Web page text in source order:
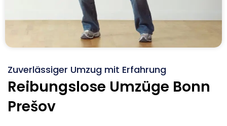
Zuverlässiger Umzug mit Erfahrung
Reibungslose Umzüge Bonn
Prešov